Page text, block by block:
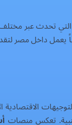
تحدث عبر
يمكن أن يؤثر بشكل كبير على نتائج تحويل العملات. يجمع
تعكس منصات